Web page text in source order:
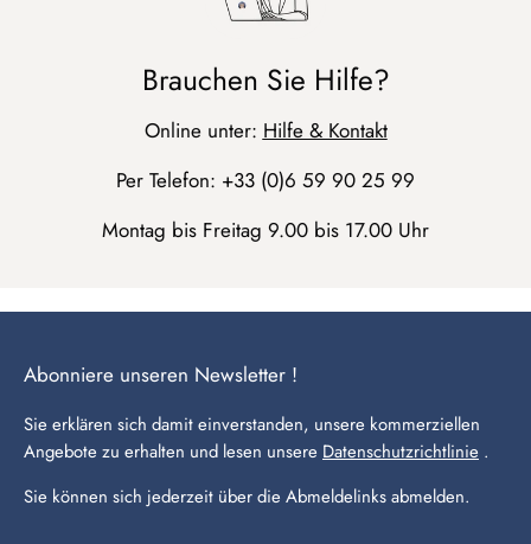
Brauchen Sie Hilfe?
Online unter: Hilfe & Kontakt
Per Telefon: +33 (0)6 59 90 25 99
Montag bis Freitag 9.00 bis 17.00 Uhr
Abonniere unseren Newsletter !
Sie erklären sich damit einverstanden, unsere kommerziellen
Angebote zu erhalten und lesen unsere Datenschutzrichtlinie .
Sie können sich jederzeit über die Abmeldelinks abmelden.